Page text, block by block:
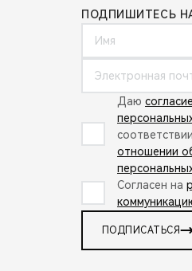
ПОДПИШИТЕСЬ
Даю
отношении
Согласен на
ПОДПИСАТЬСЯ